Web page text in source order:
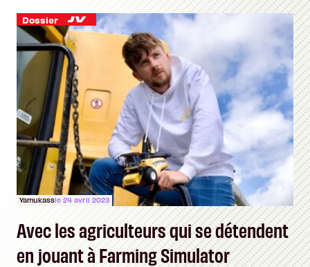
Dossier
Yamukassle 24 avril 2023
Avec les agriculteurs qui se détendent
en jouant à Farming Simulator